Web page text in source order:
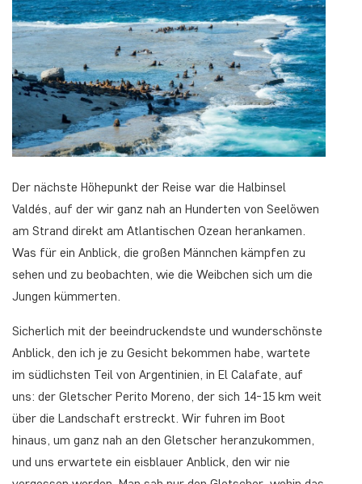
Der nächste Höhepunkt der Reise war die Halbinsel
Valdés, auf der wir ganz nah an Hunderten von Seelöwen
am Strand direkt am Atlantischen Ozean herankamen.
Was für ein Anblick, die großen Männchen kämpfen zu
sehen und zu beobachten, wie die Weibchen sich um die
Jungen kümmerten.
Sicherlich mit der beeindruckendste und wunderschönste
Anblick, den ich je zu Gesicht bekommen habe, wartete
im südlichsten Teil von Argentinien, in El Calafate, auf
uns: der Gletscher Perito Moreno, der sich 14-15 km weit
über die Landschaft erstreckt. Wir fuhren im Boot
hinaus, um ganz nah an den Gletscher heranzukommen,
und uns erwartete ein eisblauer Anblick, den wir nie